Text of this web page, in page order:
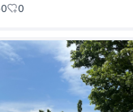
0 0